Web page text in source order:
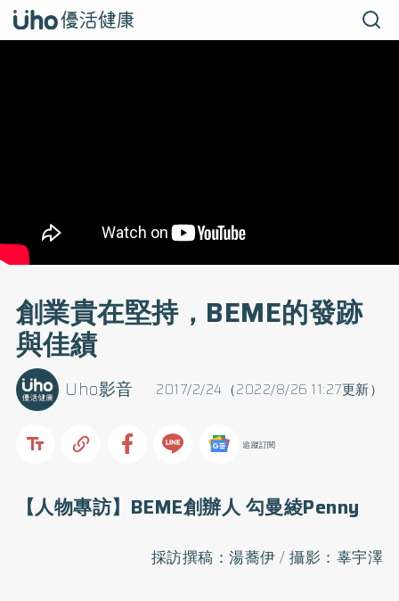
創業貴在堅持，BEME的發跡
與佳績
2017/2/24（2022/8/26 11:27更新）
Uho影音
追蹤訂閱
【人物專訪】BEME創辦人 勾曼綾Penny
採訪撰稿：湯蕎伊 / 攝影：辜宇澤